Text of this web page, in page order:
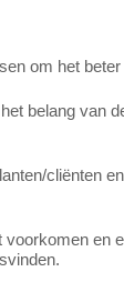
om het
belang van
cliënten
voorkomen en